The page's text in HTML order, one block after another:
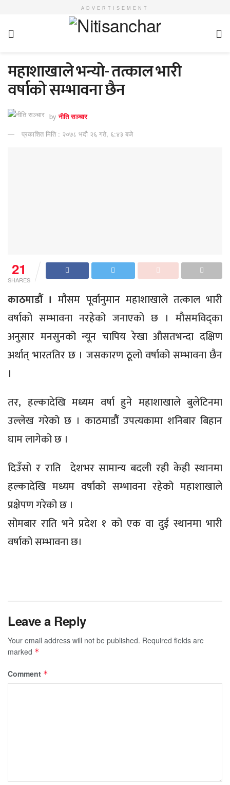
ADVERTISEMENT
महाशाखाले भन्यो- तत्काल भारी
वर्षाको सम्भावना छैन
by नीति सञ्चार
प्रकाशित मिति : २०७८ भदौ २६ गते, ६:४३ बजे
21
SHARES
काठमाडौं । मौसम पूर्वानुमान महाशाखाले तत्काल भारी
वर्षाको सम्भावना नरहेको जनाएको छ । मौसमविद्का
अनुसार मनसुनको न्यून चापिय रेखा औसतभन्दा दक्षिण
अर्थात् भारततिर छ । जसकारण ठूलो वर्षाको सम्भावना छैन
।
तर, हल्कादेखि मध्यम वर्षा हुने महाशाखाले बुलेटिनमा
उल्लेख गरेको छ । काठमाडौैं उपत्यकामा शनिबार बिहान
घाम लागेको छ ।
दिउँसो र राति देशभर सामान्य बदली रही केही स्थानमा
हल्कादेखि मध्यम वर्षाको सम्भावना रहेको महाशाखाले
प्रक्षेपण गरेको छ ।
सोमबार राति भने प्रदेश १ को एक वा दुई स्थानमा भारी
वर्षाको सम्भावना छ।
Leave a Reply
Your email address will not be published. Required fields are
marked *
Comment *